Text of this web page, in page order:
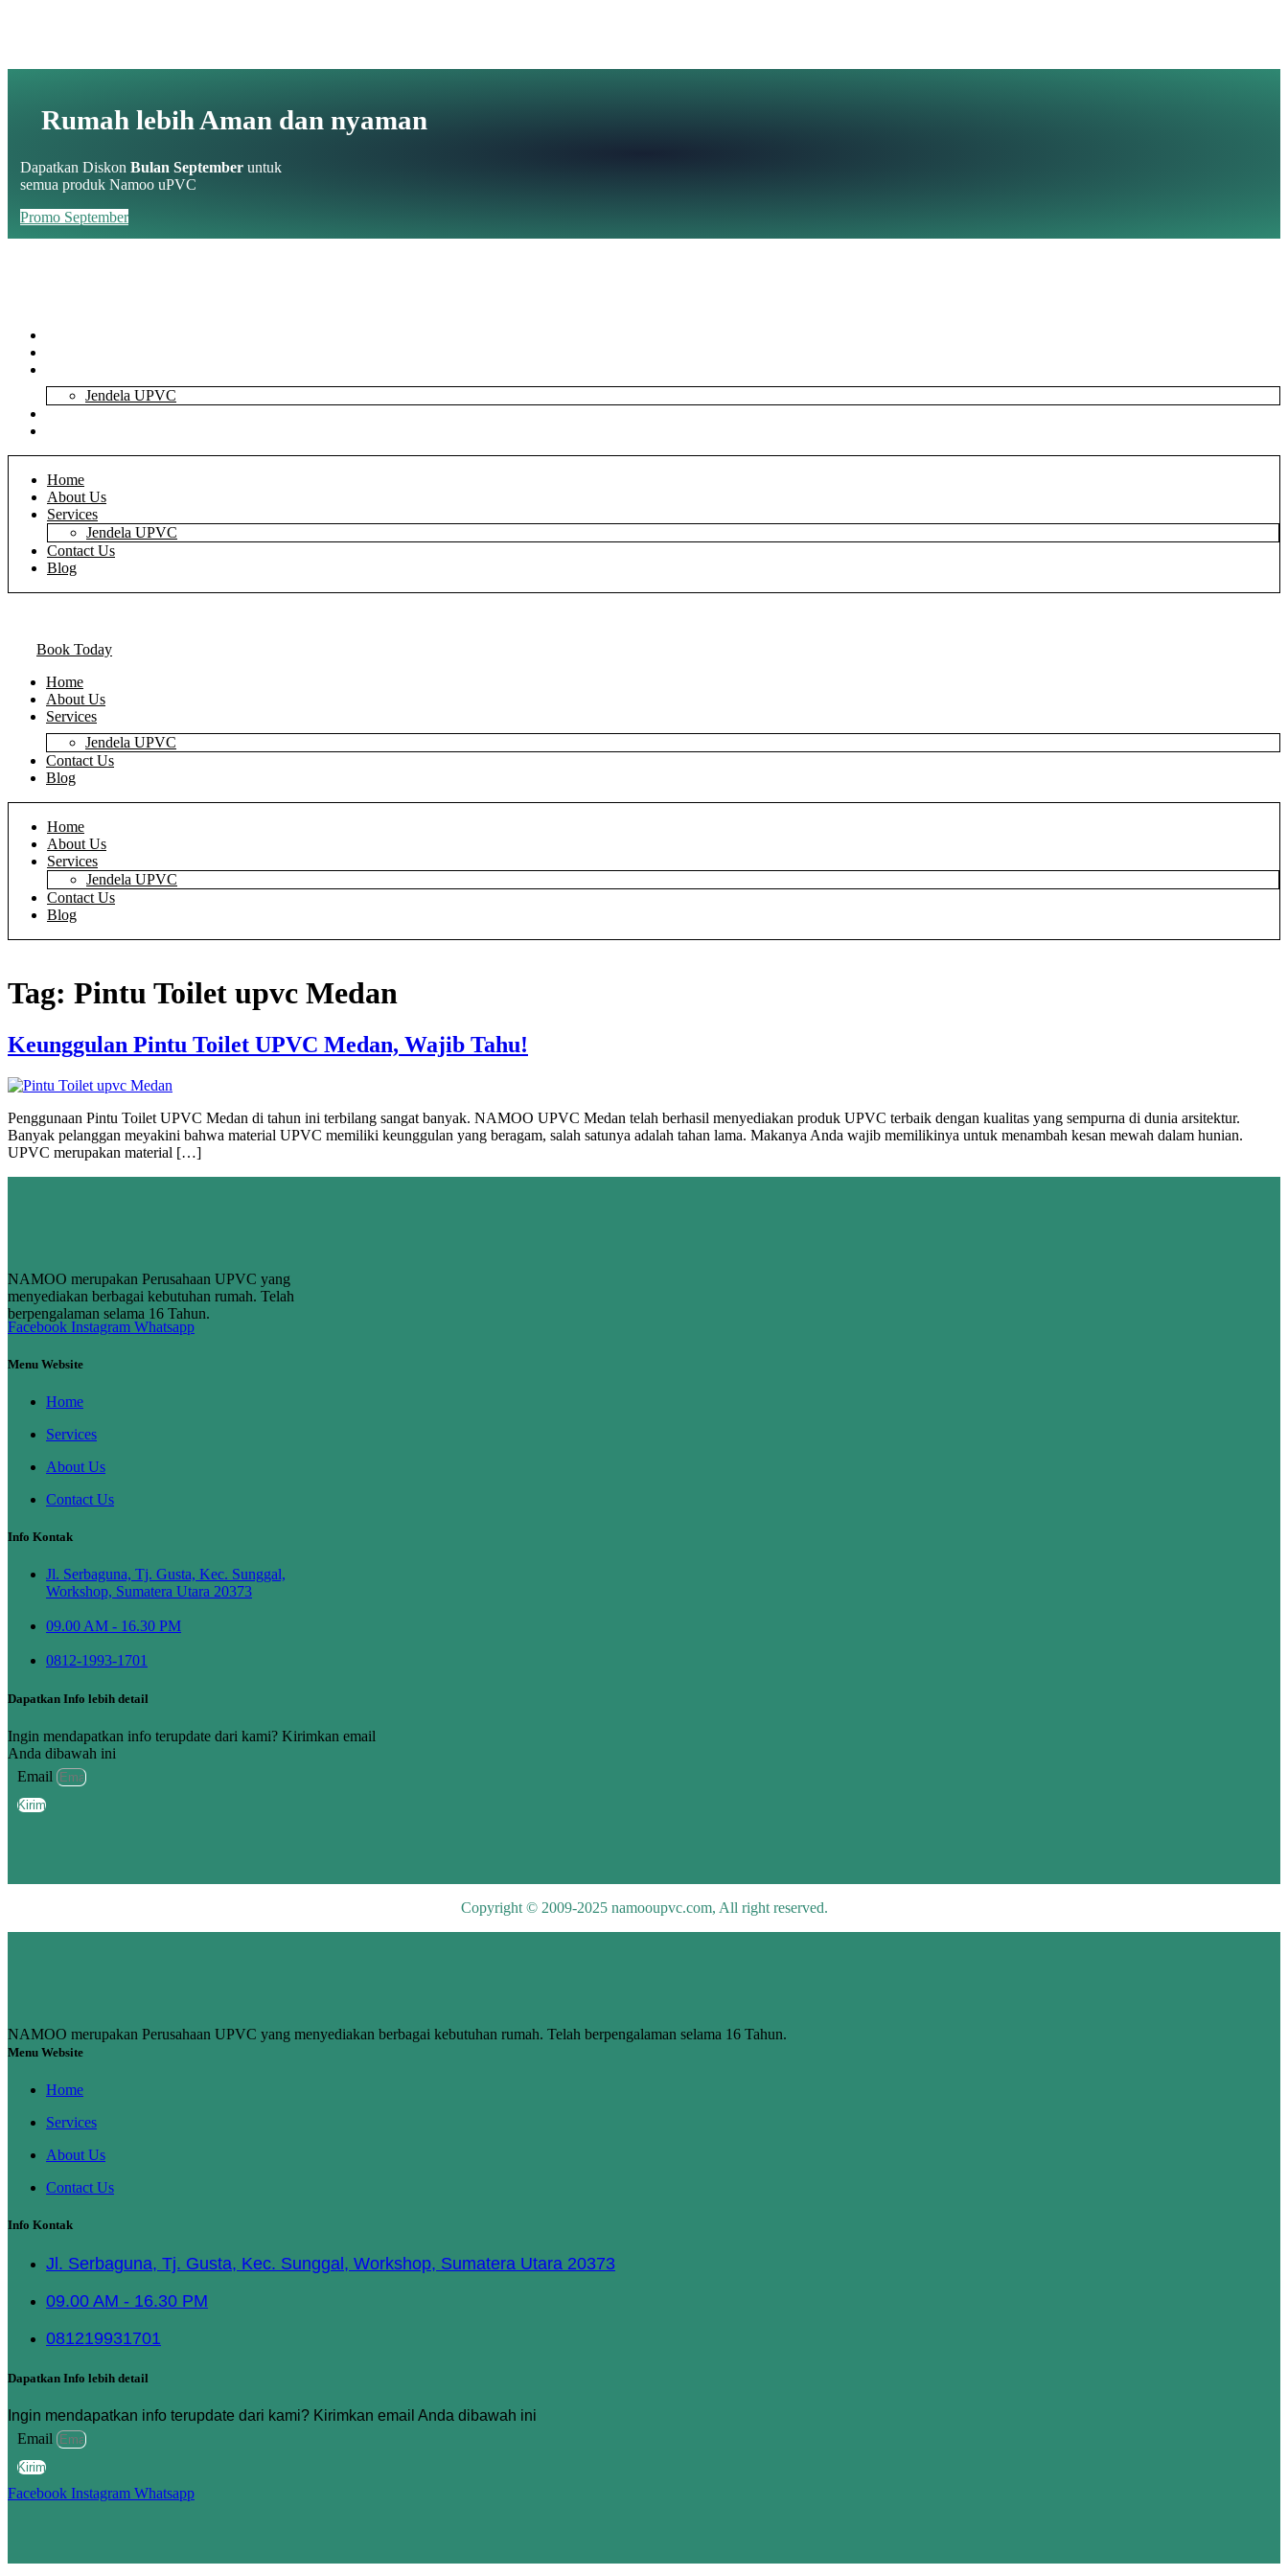
Rumah lebih Aman dan nyaman
Dapatkan Diskon Bulan September untuk
semua produk Namoo uPVC
Promo September
Jendela UPVC
Home
About Us
Services
Jendela UPVC
Contact Us
Blog
Book Today
Home
About Us
Services
Jendela UPVC
Contact Us
Blog
Home
About Us
Services
Jendela UPVC
Contact Us
Blog
Tag: Pintu Toilet upvc Medan
Keunggulan Pintu Toilet UPVC Medan, Wajib Tahu!
Penggunaan Pintu Toilet UPVC Medan di tahun ini terbilang sangat banyak. NAMOO UPVC Medan telah berhasil menyediakan produk UPVC terbaik dengan kualitas yang sempurna di dunia arsitektur.
Banyak pelanggan meyakini bahwa material UPVC memiliki keunggulan yang beragam, salah satunya adalah tahan lama. Makanya Anda wajib memilikinya untuk menambah kesan mewah dalam hunian.
UPVC merupakan material […]
NAMOO merupakan Perusahaan UPVC yang
menyediakan berbagai kebutuhan rumah. Telah
berpengalaman selama 16 Tahun.
Facebook Instagram Whatsapp
Menu Website
Home
Services
About Us
Contact Us
Info Kontak
Jl. Serbaguna, Tj. Gusta, Kec. Sunggal,
Workshop, Sumatera Utara 20373
09.00 AM - 16.30 PM
0812-1993-1701
Dapatkan Info lebih detail
Ingin mendapatkan info terupdate dari kami? Kirimkan email
Anda dibawah ini
Email
Kirim
Copyright © 2009-2025 namooupvc.com, All right reserved.
NAMOO merupakan Perusahaan UPVC yang menyediakan berbagai kebutuhan rumah. Telah berpengalaman selama 16 Tahun.
Menu Website
Home
Services
About Us
Contact Us
Info Kontak
Jl. Serbaguna, Tj. Gusta, Kec. Sunggal, Workshop, Sumatera Utara 20373
09.00 AM - 16.30 PM
081219931701
Dapatkan Info lebih detail
Ingin mendapatkan info terupdate dari kami? Kirimkan email Anda dibawah ini
Email
Kirim
Facebook Instagram Whatsapp